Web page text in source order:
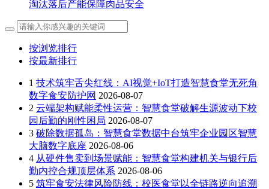
淘汰落后产能保障肉品安全
按浏览排行
按最新排行
1 技术筑牢舌尖红线：AI视觉+IoT打造智慧食堂无死角
数字食安防护网 2026-08-07
2 云端架构赋能柔性运营：智慧食堂破解生源波动下校
园后勤的刚性困局 2026-08-07
3 破除数据孤岛：智慧食堂数据中台筑牢企业园区智慧
大脑数字底座 2026-08-06
4 从硬件售卖到场景赋能：智慧食堂构建机关与银行后
勤内控合规顶层体系 2026-08-06
5 筑牢食安法律风险防线：校医食堂以全链路逆向追溯